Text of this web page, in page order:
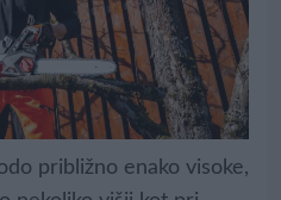
približno enako visoke,